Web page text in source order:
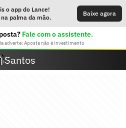
o app do Lance!
palma da mão.
Baixe agora
Fale com o assistente.
adverte: Aposta não é investimento
Santos